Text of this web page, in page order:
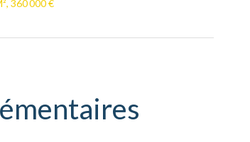
360 000 €